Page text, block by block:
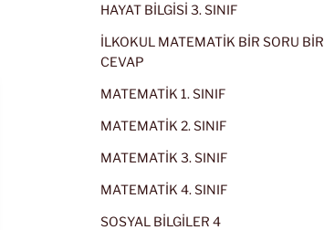
HAYAT BİLGİSİ 3. SINIF
İLKOKUL MATEMATİK BİR SORU BİR
CEVAP
MATEMATİK 1. SINIF
MATEMATİK 2. SINIF
MATEMATİK 3. SINIF
MATEMATİK 4. SINIF
SOSYAL BİLGİLER 4